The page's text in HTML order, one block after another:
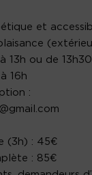
et
13h ou de
16h
:
(3h) : 45€
: 85€